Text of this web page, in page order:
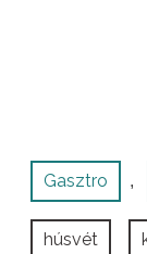
Gasztro ,
húsvét